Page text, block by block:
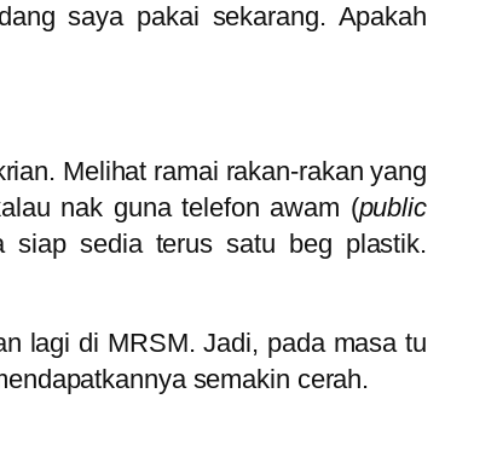
saya pakai sekarang. Apakah
Melihat ramai rakan-rakan yang
nak guna telefon awam (public
sedia terus satu beg plastik.
lagi di MRSM. Jadi, pada masa tu
semakin cerah.